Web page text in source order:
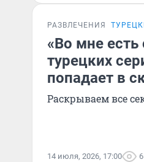
РАЗВЛЕЧЕНИЯ
«Во мне
турецких
попадает в
Раскрываем все
14 июля, 2026, 17:00